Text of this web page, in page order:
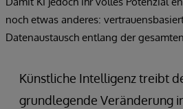
noch etwas anderes:
Datenaustausch entlang der
Künstliche Intelligenz treibt
grundlegende Veränderung